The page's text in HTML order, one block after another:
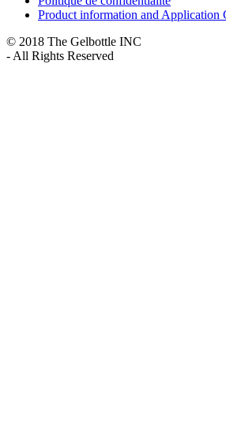
Product information and Application
© 2018 The Gelbottle INC
- All Rights Reserved